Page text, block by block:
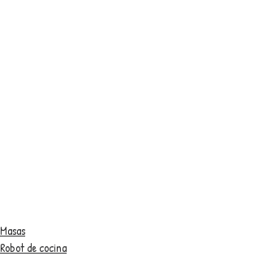
Masas
Robot de cocina